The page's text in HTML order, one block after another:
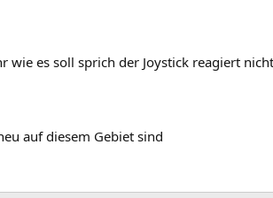
es soll sprich der Joystick reagiert
auf diesem Gebiet sind